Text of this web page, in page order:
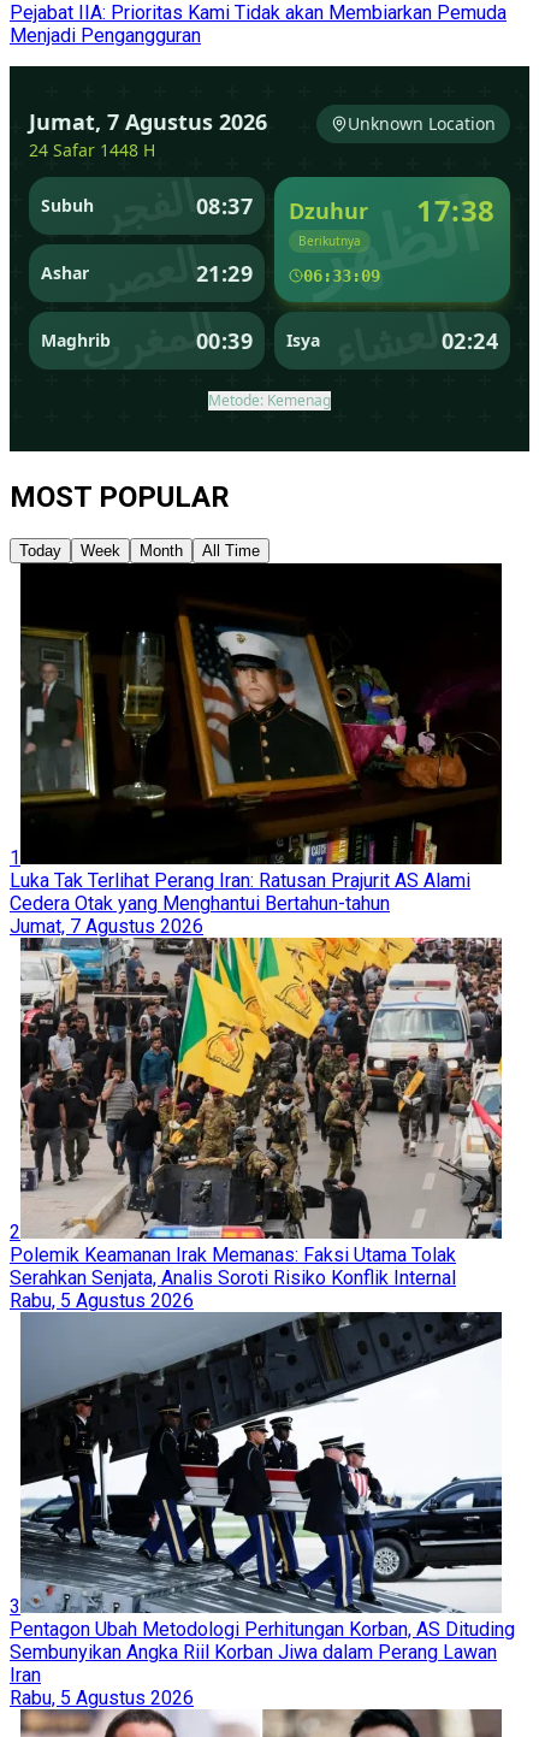
Pejabat IIA: Prioritas Kami Tidak akan Membiarkan Pemuda
Menjadi Pengangguran
MOST POPULAR
Today Week Month All Time
1
Luka Tak Terlihat Perang Iran: Ratusan Prajurit AS Alami
Cedera Otak yang Menghantui Bertahun-tahun
Jumat, 7 Agustus 2026
2
Polemik Keamanan Irak Memanas: Faksi Utama Tolak
Serahkan Senjata, Analis Soroti Risiko Konflik Internal
Rabu, 5 Agustus 2026
3
Pentagon Ubah Metodologi Perhitungan Korban, AS Dituding
Sembunyikan Angka Riil Korban Jiwa dalam Perang Lawan
Iran
Rabu, 5 Agustus 2026